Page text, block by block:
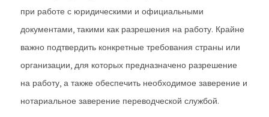
при работе с юридическими и официальными
документами, такими как разрешения на работу. Крайне
важно подтвердить конкретные требования страны или
организации, для которых предназначено разрешение
на работу, а также обеспечить необходимое заверение и
нотариальное заверение переводческой службой.